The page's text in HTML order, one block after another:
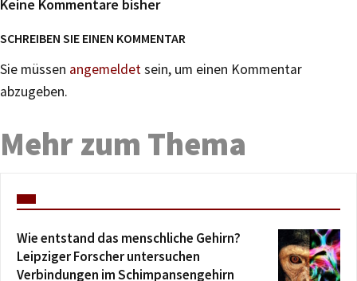
Keine Kommentare bisher
SCHREIBEN SIE EINEN KOMMENTAR
Sie müssen angemeldetsein, um einen Kommentar
abzugeben.
Mehr zum Thema
Wie entstand das menschliche Gehirn?
Leipziger Forscher untersuchen
Verbindungen im Schimpansengehirn